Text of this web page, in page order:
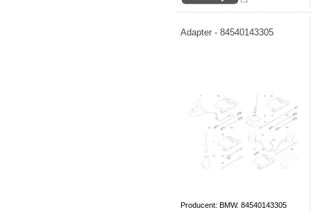
Adapter - 84540143305
Producent: BMW. 84540143305